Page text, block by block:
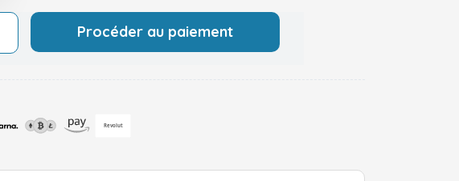
Procéder au paiement